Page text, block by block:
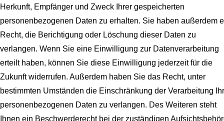
Herkunft, Empfänger und Zweck Ihrer gespeicherten
personenbezogenen Daten zu erhalten. Sie haben außerdem
Recht, die Berichtigung oder Löschung dieser Daten zu
verlangen. Wenn Sie eine Einwilligung zur Datenverarbeitung
erteilt haben, können Sie diese Einwilligung jederzeit für die
Zukunft widerrufen. Außerdem haben Sie das Recht, unter
bestimmten Umständen die Einschränkung der Verarbeitung
personenbezogenen Daten zu verlangen. Des Weiteren steht
Ihnen ein Beschwerderecht bei der zuständigen